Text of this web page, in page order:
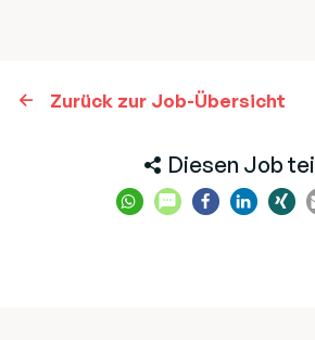
Zurück zur Job-Übersicht
Diesen Job